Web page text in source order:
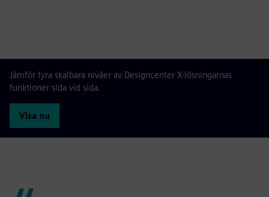
Jämför fyra skalbara nivåer av Designcenter X-lösningarnas
funktioner sida vid sida.
Visa nu